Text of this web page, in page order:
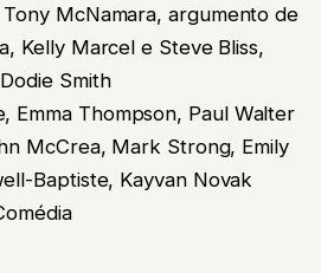
Tony McNamara, argumento de
Kelly Marcel e Steve Bliss,
Smith
Emma Thompson, Paul Walter
McCrea, Mark Strong, Emily
Baptiste, Kayvan Novak